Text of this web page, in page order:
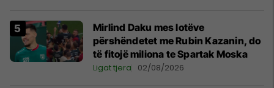
Mirlind Daku mes lotëve
përshëndetet me Rubin Kazanin, do
të fitojë miliona te Spartak Moska
Ligat tjera 02/08/2026